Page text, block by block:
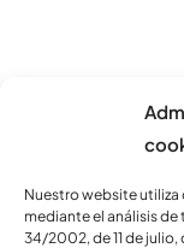
Nuestro website
mediante el análisis
34/2002, de 11 de